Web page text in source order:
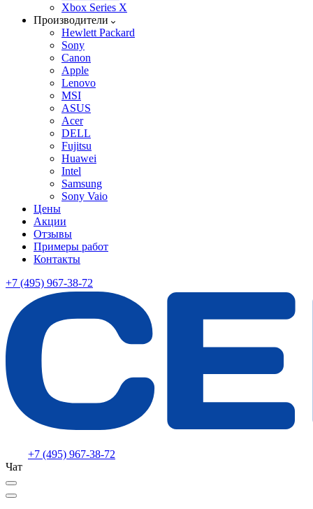
Xbox Series X
Производители
Hewlett Packard
Sony
Canon
Apple
Lenovo
MSI
ASUS
Acer
DELL
Fujitsu
Huawei
Intel
Samsung
Sony Vaio
Цены
Акции
Отзывы
Примеры работ
Контакты
+7 (495) 967-38-72
+7 (495) 967-38-72
Чат